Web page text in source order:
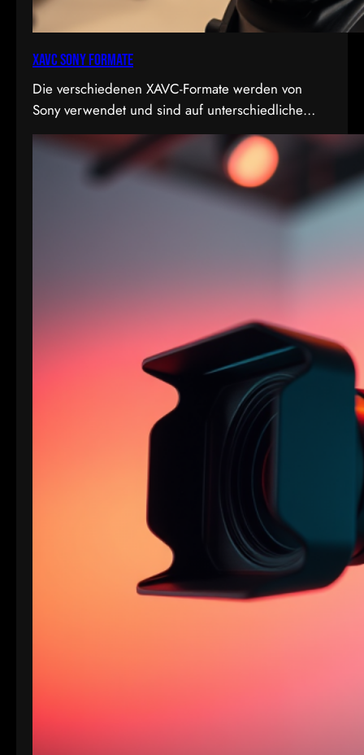
XAVC Sony Formate
Die verschiedenen XAVC-Formate werden von
Sony verwendet und sind auf unterschiedliche
Bedürfnisse in Bezug auf Qualität, Dateigröße und
Bitrate abgestimmt. Hier sind die Details zu den
Formaten: 1. XAVC S-I DCI: • Dies ist eine
intraframe-Version von XAVC S, die in DCI 4K-
Auflösung (4096×2160) arbeitet. “I” steht für